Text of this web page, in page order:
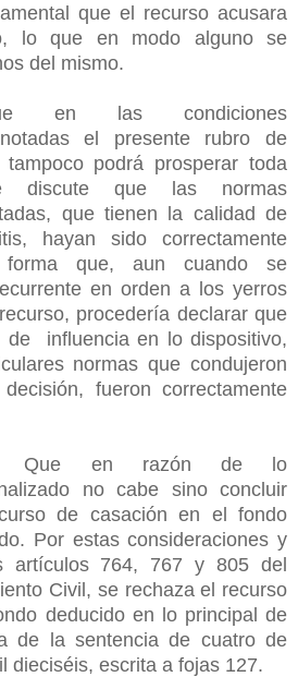
que el recurso acusara
lo que en modo alguno se
del mismo.
en las condiciones
el presente rubro de
podrá prosperar toda
que las normas
que tienen la calidad de
hayan sido correctamente
que, aun cuando se
en orden a los yerros
procedería declarar que
de influencia en lo dispositivo,
normas que condujeron
fueron correctamente
Que en razón de lo
no cabe sino concluir
de casación en el fondo
Por estas consideraciones y
artículos 764, 767 y 805 del
Civil, se rechaza el recurso
deducido en lo principal de
de la sentencia de cuatro de
dieciséis, escrita a fojas 127.